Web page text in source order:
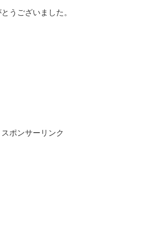
うございました。
スポンサーリンク